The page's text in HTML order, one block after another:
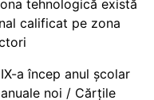
tehnologică există
calificat pe zona
a încep anul școlar
noi / Cărțile